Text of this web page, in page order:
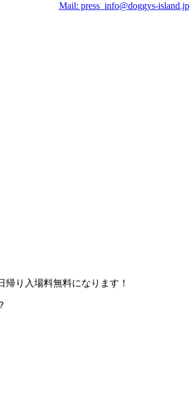
Mail: press_info@doggys-island.jp
り入場料無料になります！